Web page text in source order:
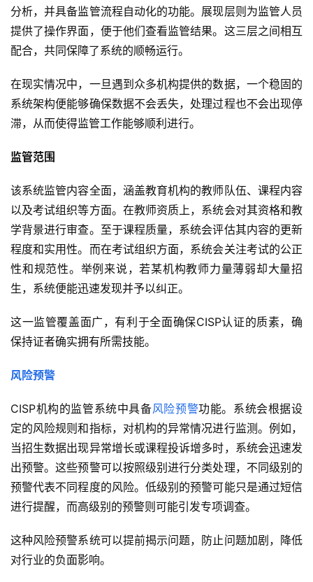
分析，并具备监管流程自动化的功能。展现层则为监管人员
提供了操作界面，便于他们查看监管结果。这三层之间相互
配合，共同保障了系统的顺畅运行。
在现实情况中，一旦遇到众多机构提供的数据，一个稳固的
系统架构便能够确保数据不会丢失，处理过程也不会出现停
滞，从而使得监管工作能够顺利进行。
监管范围
该系统监管内容全面，涵盖教育机构的教师队伍、课程内容
以及考试组织等方面。在教师资质上，系统会对其资格和教
学背景进行审查。至于课程质量，系统会评估其内容的更新
程度和实用性。而在考试组织方面，系统会关注考试的公正
性和规范性。举例来说，若某机构教师力量薄弱却大量招
生，系统便能迅速发现并予以纠正。
这一监管覆盖面广，有利于全面确保CISP认证的质素，确
保持证者确实拥有所需技能。
风险预警
CISP机构的监管系统中具备风险预警功能。系统会根据设
定的风险规则和指标，对机构的异常情况进行监测。例如，
当招生数据出现异常增长或课程投诉增多时，系统会迅速发
出预警。这些预警可以按照级别进行分类处理，不同级别的
预警代表不同程度的风险。低级别的预警可能只是通过短信
进行提醒，而高级别的预警则可能引发专项调查。
这种风险预警系统可以提前揭示问题，防止问题加剧，降低
对行业的负面影响。